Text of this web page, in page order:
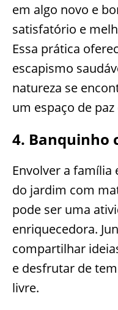
em algo novo e
satisfatório e
Essa prática
escapismo
natureza se
um espaço de
4. Banquinho
Envolver a família
do jardim com
pode ser uma
enriquecedora.
compartilhar
e desfrutar de
livre.